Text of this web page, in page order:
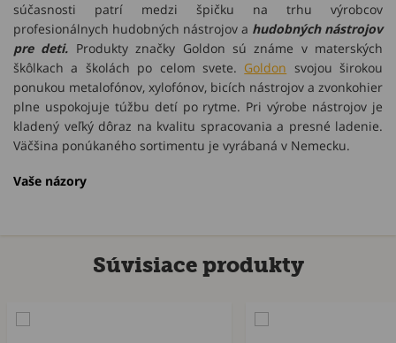
súčasnosti patrí medzi špičku na trhu výrobcov
profesionálnych hudobných nástrojov a hudobných nástrojov
pre deti. Produkty značky Goldon sú známe v materských
škôlkach a školách po celom svete. Goldon svojou širokou
ponukou metalofónov, xylofónov, bicích nástrojov a zvonkohier
plne uspokojuje túžbu detí po rytme. Pri výrobe nástrojov je
kladený veľký dôraz na kvalitu spracovania a presné ladenie.
Väčšina ponúkaného sortimentu je vyrábaná v Nemecku.
Vaše názory
Súvisiace produkty